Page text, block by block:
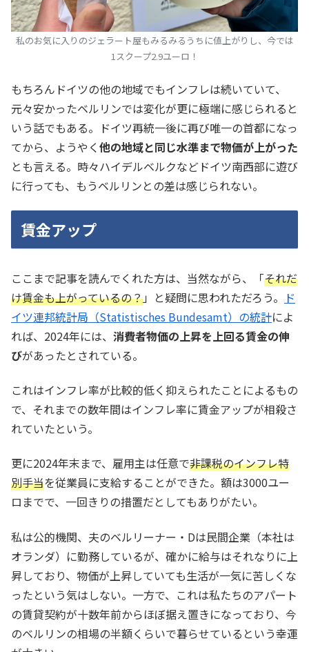
私のお気に入りのジェラート屋もみるみるうちに値上がりし、今では
1スクープ2.9ユーロ！
もちろんドイツの他の地域でもインフレは続いていて、
元々安かったベルリンでは変化が更に極端に感じられると
いう話でもある。ドイツ再統一後に再び唯一の首都になっ
てから、ようやく他の地域と同じ水準まで物価が上がった
とも言える。時々ハイデルベルクなどドイツ南西部に遊び
に行っても、もうベルリンとの差は感じられない。
賃金アップ
ここまで記事を読んでくれた方は、当然ながら、「それだ
け賃金も上がっているの？」と疑問に思われただろう。 ド
イツ連邦統計局（Statistisches Bundesamt）の統計によ
れば、2024年には、 消費者物価の上昇を上回る賃金の伸
びがあったとされている。
これはインフレ率が比較的低く抑えられたことによるもの
で、それまでの数年間はインフレ率に賃金アップが相殺さ
れていたという。
更に2024年末まで、雇用主は任意で非課税のインフレ特
別手当を従業員に支給することができた。額は3000ユー
ロまでで、一回きりの措置だとしてもありがたい。
私は公的機関、夫のベルリーナー・Dは民間企業（本社は
オランダ）に勤務しているが、確かに給与はそれなりに上
昇しており、物価が上昇していても生活が一気に苦しくな
ったという気はしない。一方で、これは私たちのアパート
の賃貸契約が十数年前からほぼ据え置きになっており、今
のベルリンの相場の半額くらいで暮らせているという幸運